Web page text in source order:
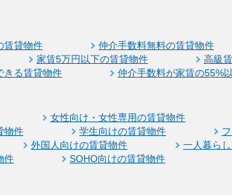
賃貸物件 仲介手数料無料の賃貸物件
家賃5万円以下の賃貸物件
高級
きる賃貸物件
仲介手数料が家賃の55%
女性向け・女性専用の賃貸物件
物件
学生向けの賃貸物件
外国人向けの賃貸物件
一人暮ら
件
SOHO向けの賃貸物件